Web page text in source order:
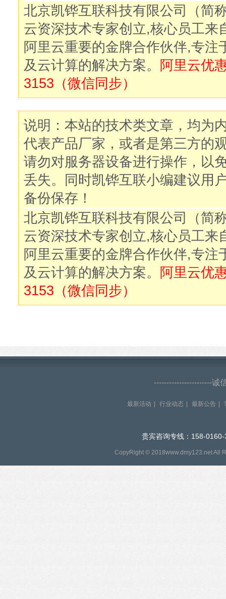
北京凯铧互联科技有限公司（简
云资深技术专家创立,核心员工来
阿里云重要的金牌合作伙伴,专注
及云计算的解决方案。 阿里云优
3153（微信同步）
说明：本站的技术类文章，均为
代表产品厂家，或者是第三方的
请勿对服务器设备进行操作，以
丢失。同时凯铧互联小编建议用
备份保存！
北京凯铧互联科技有限公司（简
云资深技术专家创立,核心员工来
阿里云重要的金牌合作伙伴,专注
及云计算的解决方案。 阿里云优
3153（微信同步）
-----------------------诚
最新活动 行业动态 最新公告
贵宾咨询专线：158-
CopyRight © 2018www.dmy123.net